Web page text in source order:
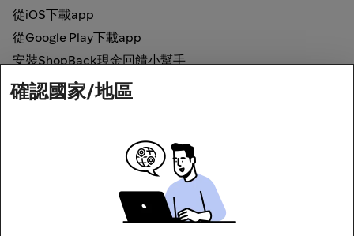
從iOS下載app
從Google Play下載app
安裝ShopBack現金回饋小幫手
如何運作
確認國家/地區